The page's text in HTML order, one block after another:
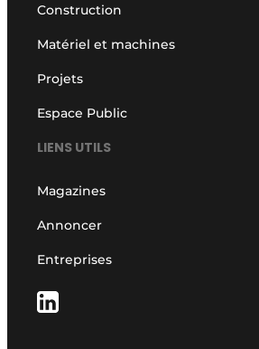
Construction
Matériel et machines
Projets
Espace Public
LIENS UTILS
Magazines
Annoncer
Entreprises